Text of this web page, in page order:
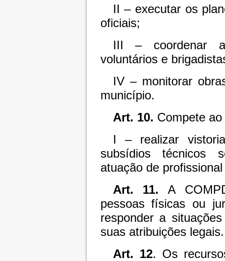
II – executar os
oficiais;
III – coordenar
voluntários e
IV – monitorar
município.
Art. 10. Compete
I – realizar
subsídios técnicos
atuação de
Art. 11. A
pessoas físicas ou
responder a
suas atribuições legais.
Art. 12. Os